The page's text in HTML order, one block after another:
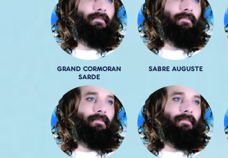
GRAND CORMORAN
SARDE
SABRE AUGUSTE